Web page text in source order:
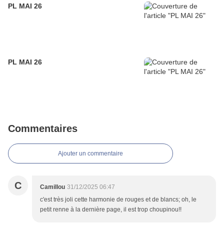
PL MAI 26
PL MAI 26
Commentaires
Ajouter un commentaire
C Camillou 31/12/2025 06:47
c'est très joli cette harmonie de rouges et de blancs; oh, le
petit renne à la dernière page, il est trop choupinou!!